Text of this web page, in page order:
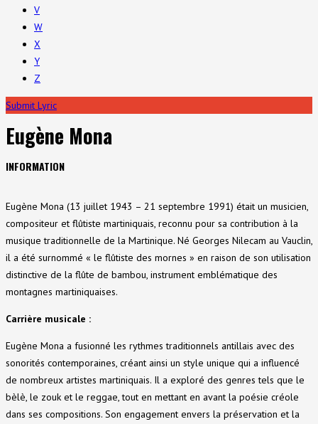
V
W
X
Y
Z
Submit Lyric
Eugène Mona
INFORMATION
Eugène Mona (13 juillet 1943 – 21 septembre 1991) était un musicien,
compositeur et flûtiste martiniquais, reconnu pour sa contribution à la
musique traditionnelle de la Martinique. Né Georges Nilecam au Vauclin,
il a été surnommé « le flûtiste des mornes » en raison de son utilisation
distinctive de la flûte de bambou, instrument emblématique des
montagnes martiniquaises.
Carrière musicale :
Eugène Mona a fusionné les rythmes traditionnels antillais avec des
sonorités contemporaines, créant ainsi un style unique qui a influencé
de nombreux artistes martiniquais. Il a exploré des genres tels que le
bèlè, le zouk et le reggae, tout en mettant en avant la poésie créole
dans ses compositions. Son engagement envers la préservation et la